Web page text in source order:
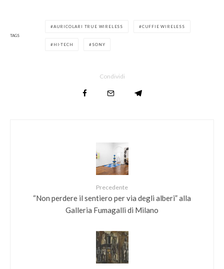
TAGS
AURICOLARI TRUE WIRELESS CUFFIE WIRELESS
HI-TECH SONY
Condividi
Precedente
“Non perdere il sentiero per via degli alberi” alla
Galleria Fumagalli di Milano